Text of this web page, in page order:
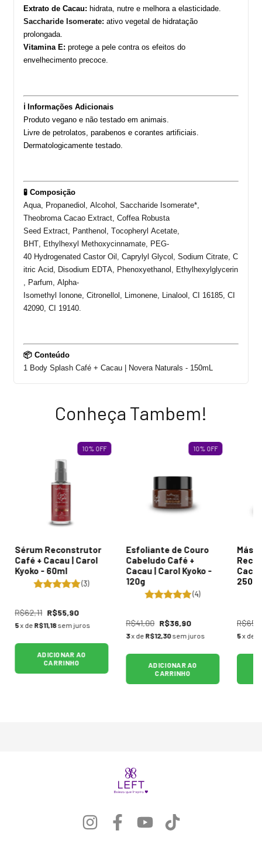
Extrato de Cacau: hidrata, nutre e melhora a elasticidade.
Saccharide Isomerate: ativo vegetal de hidratação
prolongada.
Vitamina E: protege a pele contra os efeitos do
envelhecimento precoce.
ℹ️ Informações Adicionais
Produto vegano e não testado em animais.
Livre de petrolatos, parabenos e corantes artificiais.
Dermatologicamente testado.
🧪 Composição
Aqua, Propanediol Alcohol Saccharide Isomerate*,
Theobroma Cacao Extract Coffea Robusta
Seed Extract Panthenol Tocopheryl Acetate
BHT, Ethylhexyl Methoxycinnamate , PEG-
40 Hydrogenated Castor Oil Caprylyl Glycol Sodium Citrate C
itric Acid, Disodium EDTA, Phenoxyethanol
Ethylhexylglycerin
Parfum , Alpha-
Isomethyl Ionone Citronellol Limonene Linalool , CI 16185, CI
42090, CI 19140.
📦 Conteúdo
1 Body Splash Café + Cacau | Novera Naturals - 150mL
Conheça Tambem!
10% OFF
Sérum Reconstrutor
Café + Cacau | Carol
Kyoko - 60ml
(3)
R$62,11 R$55,90
5x de R$11,18 sem juros
ADICIONAR AO
CARRINHO
10% OFF
Esfoliante de Couro
Cabeludo Café +
Cacau | Carol Kyoko -
120g
(4)
R$41,00 R$36,90
3x de R$12,30sem juros
ADICIONAR AO
CARRINHO
250g
5x de